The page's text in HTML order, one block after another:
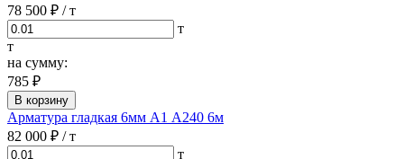
78 500 ₽ / т
т
т
на сумму:
785 ₽
В корзину
Арматура гладкая 6мм А1 А240 6м
82 000 ₽ / т
т